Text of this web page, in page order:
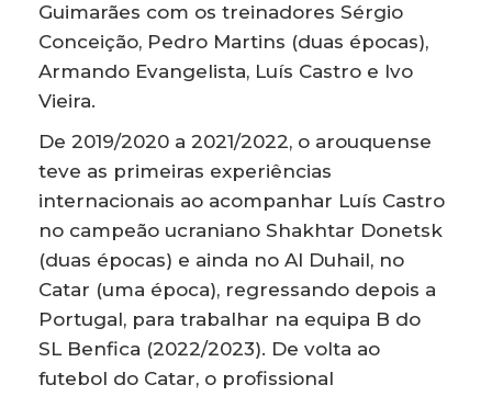
Guimarães com os treinadores Sérgio
Conceição, Pedro Martins (duas épocas),
Armando Evangelista, Luís Castro e Ivo
Vieira.
De 2019/2020 a 2021/2022, o arouquense
teve as primeiras experiências
internacionais ao acompanhar Luís Castro
no campeão ucraniano Shakhtar Donetsk
(duas épocas) e ainda no Al Duhail, no
Catar (uma época), regressando depois a
Portugal, para trabalhar na equipa B do
SL Benfica (2022/2023). De volta ao
futebol do Catar, o profissional